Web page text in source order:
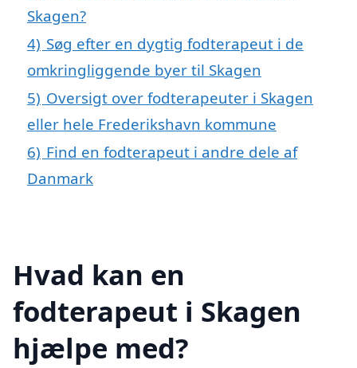
Skagen?
4) Søg efter en dygtig fodterapeut i de
omkringliggende byer til Skagen
5) Oversigt over fodterapeuter i Skagen
eller hele Frederikshavn kommune
6) Find en fodterapeut i andre dele af
Danmark
Hvad kan en
fodterapeut i Skagen
hjælpe med?